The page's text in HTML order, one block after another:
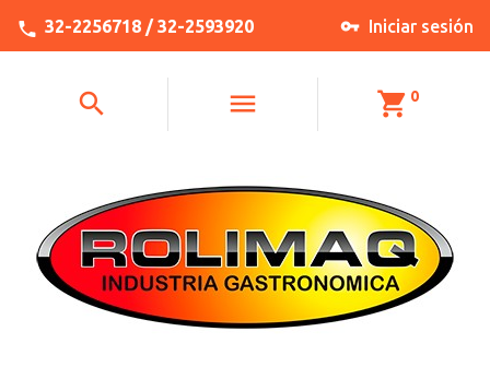
Iniciar sesión
32-2256718 / 32-2593920
0